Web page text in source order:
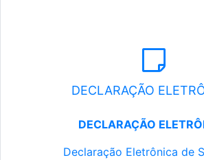
DECLARAÇÃO
DECLARAÇÃO
Declaração Eletrônica de